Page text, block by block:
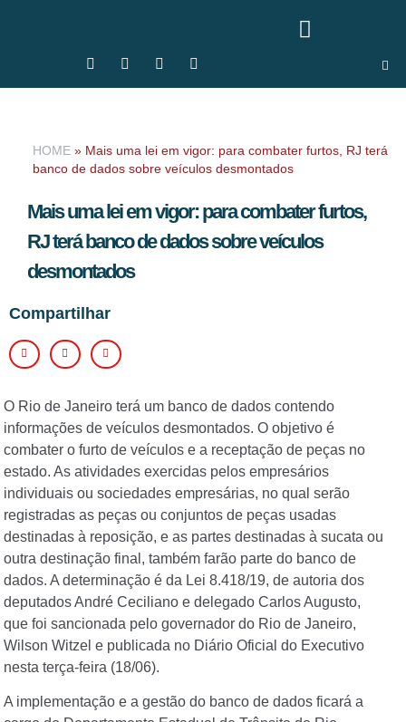
HOME » Mais uma lei em vigor: para combater furtos, RJ terá
banco de dados sobre veículos desmontados
Mais uma lei em vigor: para combater furtos,
RJ terá banco de dados sobre veículos
desmontados
Compartilhar
O Rio de Janeiro terá um banco de dados contendo
informações de veículos desmontados. O objetivo é
combater o furto de veículos e a receptação de peças no
estado. As atividades exercidas pelos empresários
individuais ou sociedades empresárias, no qual serão
registradas as peças ou conjuntos de peças usadas
destinadas à reposição, e as partes destinadas à sucata ou
outra destinação final, também farão parte do banco de
dados. A determinação é da Lei 8.418/19, de autoria dos
deputados André Ceciliano e delegado Carlos Augusto,
que foi sancionada pelo governador do Rio de Janeiro,
Wilson Witzel e publicada no Diário Oficial do Executivo
nesta terça-feira (18/06).
A implementação e a gestão do banco de dados ficará a